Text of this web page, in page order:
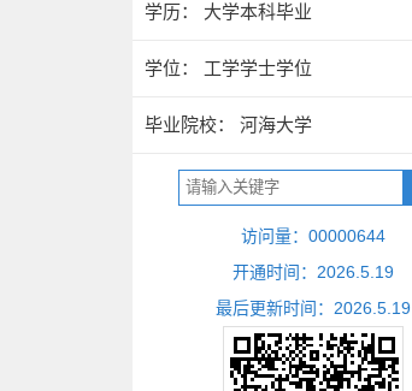
学历： 大学本科毕业
学位： 工学学士学位
毕业院校： 河海大学
访问量： 00000644
开通时间： 2026 5 19
最后更新时间： 2026 5 19